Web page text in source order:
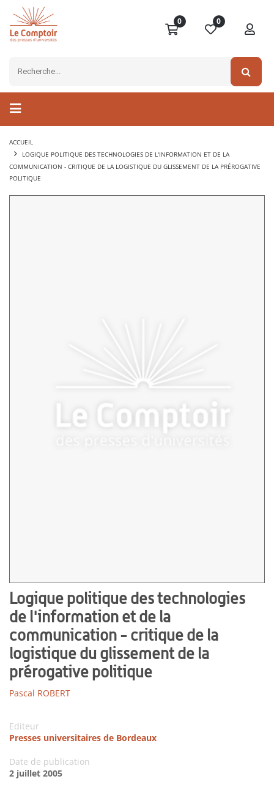
0 0
ACCUEIL
LOGIQUE POLITIQUE DES TECHNOLOGIES DE L'INFORMATION ET DE LA
COMMUNICATION - CRITIQUE DE LA LOGISTIQUE DU GLISSEMENT DE LA PRÉROGATIVE
POLITIQUE
Logique politique des technologies
de l'information et de la
communication - critique de la
logistique du glissement de la
prérogative politique
Pascal ROBERT
Editeur
Presses universitaires de Bordeaux
Date de publication
2 juillet 2005